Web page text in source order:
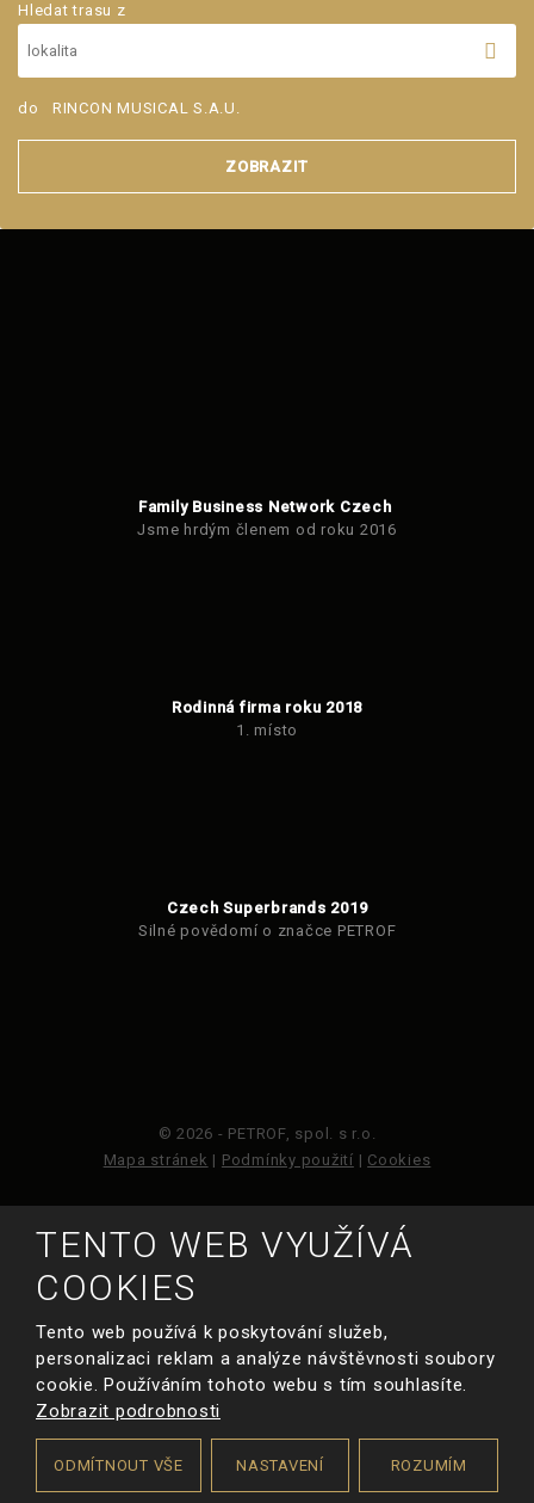
Hledat trasu z
do RINCON MUSICAL S.A.U.
ZOBRAZIT
Family Business Network Czech
Jsme hrdým členem od roku 2016
Rodinná firma roku 2018
1. místo
Czech Superbrands 2019
Silné povědomí o značce PETROF
© 2026 - PETROF, spol. s r.o.
Mapa stránek | Podmínky použití | Cookies
platí pro něj
společnosti Google.
TENTO WEB VYUŽÍVÁ
COOKIES
Tento web používá k poskytování služeb,
personalizaci reklam a analýze návštěvnosti soubory
cookie. Používáním tohoto webu s tím souhlasíte.
Zobrazit podrobnosti
ODMÍTNOUT VŠE NASTAVENÍ ROZUMÍM
výběrem nástroje